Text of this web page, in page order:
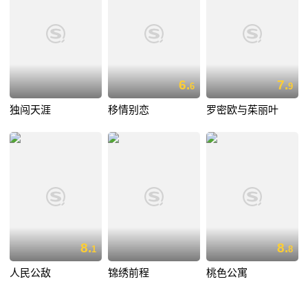
独闯天涯
6.6
移情别恋
7.9
罗密欧与茱丽叶
8.1
人民公敌 锦绣前程
8.8
桃色公寓